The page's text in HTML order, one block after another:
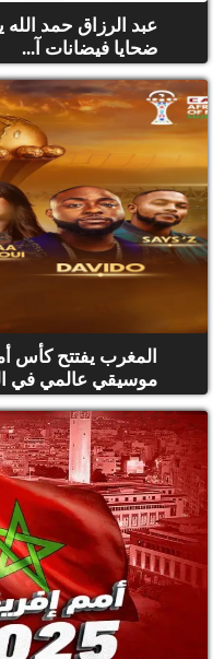
عبد الرزاق حمد الله
ضحايا فيضانات آ...
موسيقي عالمي في